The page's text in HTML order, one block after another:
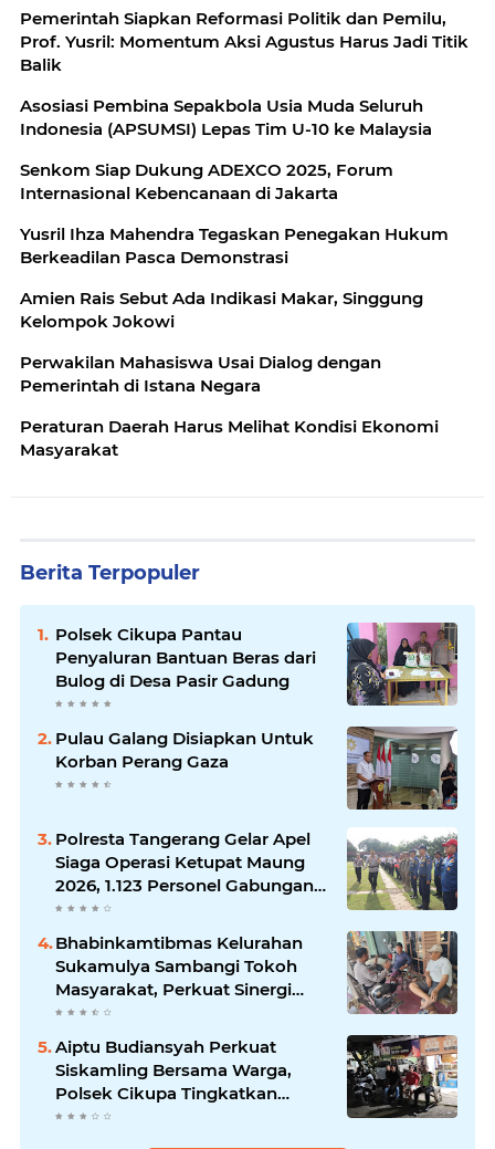
Pemerintah Siapkan Reformasi Politik dan Pemilu,
Prof. Yusril: Momentum Aksi Agustus Harus Jadi Titik
Balik
Asosiasi Pembina Sepakbola Usia Muda Seluruh
Indonesia (APSUMSI) Lepas Tim U-10 ke Malaysia
Senkom Siap Dukung ADEXCO 2025, Forum
Internasional Kebencanaan di Jakarta
Yusril Ihza Mahendra Tegaskan Penegakan Hukum
Berkeadilan Pasca Demonstrasi
Amien Rais Sebut Ada Indikasi Makar, Singgung
Kelompok Jokowi
Perwakilan Mahasiswa Usai Dialog dengan
Pemerintah di Istana Negara
Peraturan Daerah Harus Melihat Kondisi Ekonomi
Masyarakat
Berita Terpopuler
Polsek Cikupa Pantau
Penyaluran Bantuan Beras dari
Bulog di Desa Pasir Gadung
Pulau Galang Disiapkan Untuk
Korban Perang Gaza
Polresta Tangerang Gelar Apel
Siaga Operasi Ketupat Maung
2026, 1.123 Personel Gabungan
Diterjunkan
Bhabinkamtibmas Kelurahan
Sukamulya Sambangi Tokoh
Masyarakat, Perkuat Sinergi
Jaga Kamtibmas
Aiptu Budiansyah Perkuat
Siskamling Bersama Warga,
Polsek Cikupa Tingkatkan
Sinergi Jaga Kamtibmas